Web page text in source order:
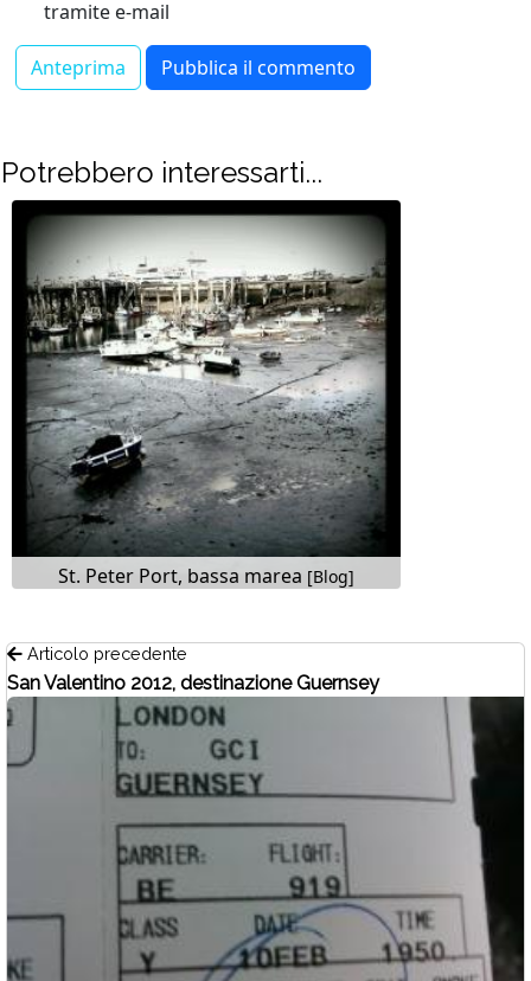
tramite e-mail
Potrebbero interessarti...
St. Peter Port, bassa marea [Blog]
Articolo precedente
San Valentino 2012, destinazione Guernsey